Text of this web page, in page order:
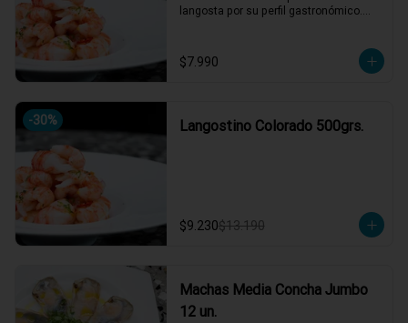
langosta por su perfil gastronómico.
$7.990
-30% Langostino Colorado 500grs.
$9.230$13.190
Machas Media Concha Jumbo
12 un.